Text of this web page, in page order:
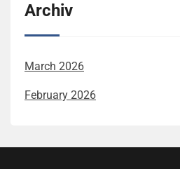
Archiv
March 2026
February 2026